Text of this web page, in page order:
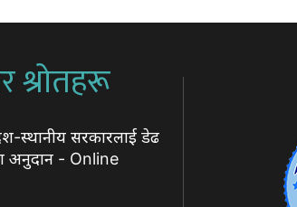
श्रोतहरू
स्थानीय सरकारलाई डेढ
अनुदान - Online